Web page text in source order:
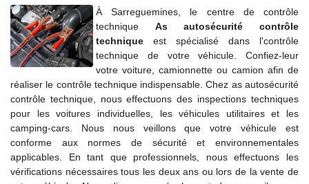
À Sarreguemines, le centre de contrôle
technique As autosécurité contrôle
technique est spécialisé dans l'contrôle
technique de votre véhicule. Confiez-leur
votre voiture, camionnette ou camion afin de
réaliser le contrôle technique indispensable. Chez as autosécurité
contrôle technique, nous effectuons des inspections techniques
pour les voitures individuelles, les véhicules utilitaires et les
camping-cars. Nous nous veillons que votre véhicule est
conforme aux normes de sécurité et environnementales
applicables. En tant que professionnels, nous effectuons les
vérifications nécessaires tous les deux ans ou lors de la vente de